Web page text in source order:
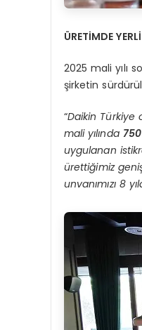
ÜRETİMDE
2025 mali yılı
şirketin
“Daikin Türkiye
mali yılında
uygulanan
ürettiğimiz
unvanımızı 8